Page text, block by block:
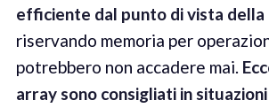
efficiente dal punto di vista della
riservando memoria per
potrebbero non accadere mai.
array sono consigliati in